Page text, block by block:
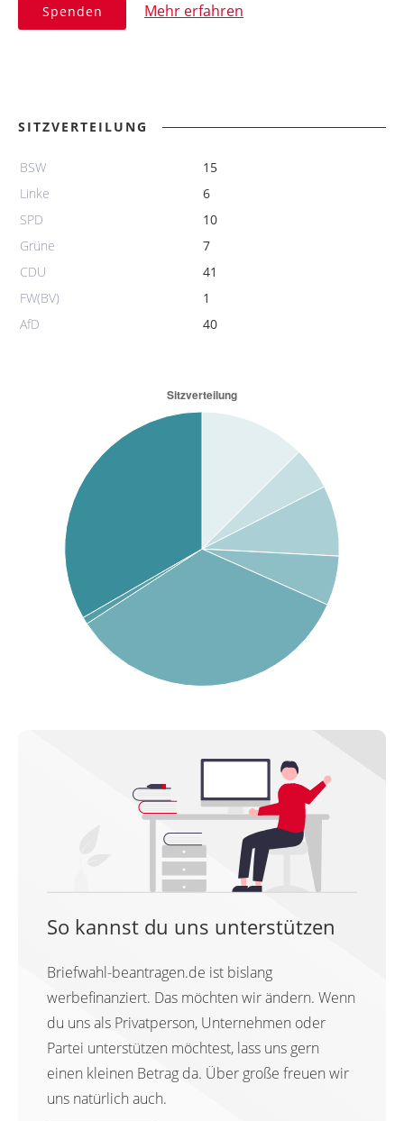
Spenden Mehr erfahren
SITZVERTEILUNG
BSW
15
Linke
6
SPD
10
Grüne
7
CDU
41
FW(BV)
1
AfD
40
So kannst du uns unterstützen
Briefwahl-beantragen.de ist bislang
werbefinanziert. Das möchten wir ändern. Wenn
du uns als Privatperson, Unternehmen oder
Partei unterstützen möchtest, lass uns gern
einen kleinen Betrag da. Über große freuen wir
uns natürlich auch.